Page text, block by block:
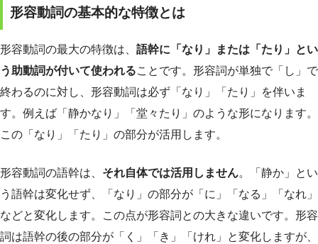
形容動詞の基本的な特徴とは
形容動詞の最大の特徴は、 語幹に「なり」または「たり」とい
う助動詞が付いて使われることです。形容詞が単独で「し」で
終わるのに対し、形容動詞は必ず「なり」「たり」を伴いま
す。例えば「静かなり」「堂々たり」のような形になります。
この「なり」「たり」の部分が活用します。
形容動詞の語幹は、 それ自体では活用しません。「静か」とい
う語幹は変化せず、「なり」の部分が「に」「なる」「なれ」
などと変化します。この点が形容詞との大きな違いです。形容
詞は語幹の後の部分が「く」「き」「けれ」と変化しますが、